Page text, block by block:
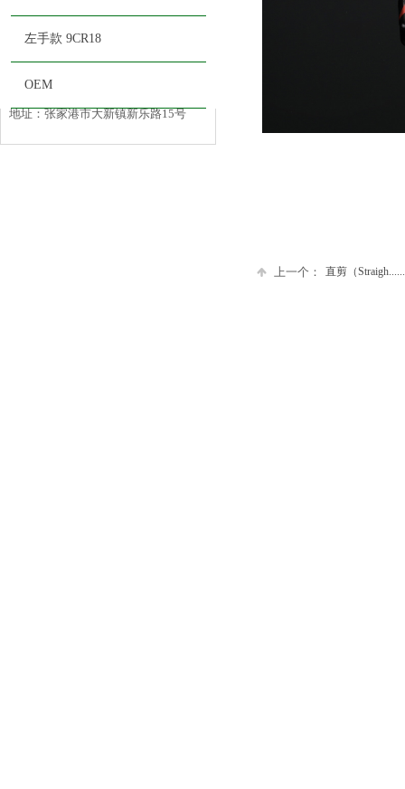
上一个： 直剪（Straigh......
左手款 9CR18
OEM
电话：13812848863
邮箱：ltj156752@126.com
地址： 张家港市大新镇新乐路15号